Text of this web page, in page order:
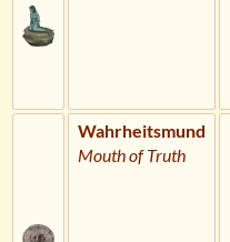
Wahrheitsmund
Mouth of Truth